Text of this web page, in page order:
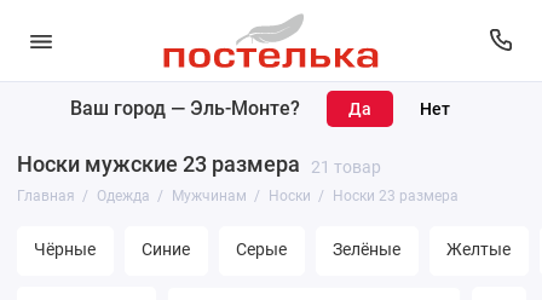
Ваш город — Эль-Монте?
Носки мужские 23 размера 21 товар
Главная Одежда Мужчинам Носки Носки 23 размера
Чёрные Синие Серые Зелёные Желтые
Мужчинам